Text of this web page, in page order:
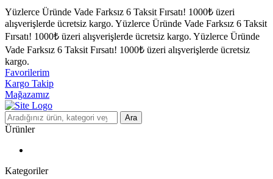
Yüzlerce Üründe Vade Farksız 6 Taksit Fırsatı! 1000₺ üzeri
alışverişlerde ücretsiz kargo. Yüzlerce Üründe Vade Farksız 6 Taksit
Fırsatı! 1000₺ üzeri alışverişlerde ücretsiz kargo. Yüzlerce Üründe
Vade Farksız 6 Taksit Fırsatı! 1000₺ üzeri alışverişlerde ücretsiz
kargo.
Favorilerim
Kargo Takip
Mağazamız
Ara
Ürünler
Kategoriler